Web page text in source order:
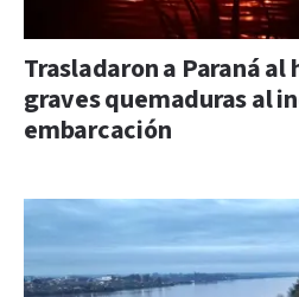
Trasladaron a Paraná
graves quemaduras al
embarcación